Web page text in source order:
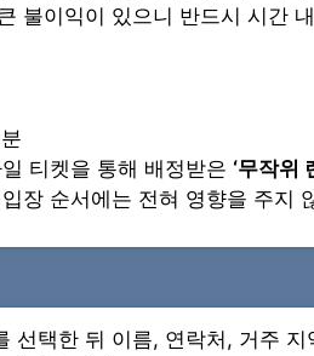
불이익이 있으니 반드시 시간
티켓을 통해 배정받은 ‘무작위
장 순서에는 전혀 영향을 주지
선택한 뒤 이름, 연락처, 거주